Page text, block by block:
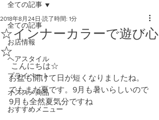
全ての記事
お店情報
ヘアスタイル
プライベート
オススメ商品
おすすめメニュー
全ての記事
☆インナーカラーで遊び心
☆
2018年8月24日 読了時間: 1分
こんにちは☆
お盆も開けて日が短くなりましたね。
でもまだ夏です。9月も暑いらしいので
9月も全然夏気分ですね